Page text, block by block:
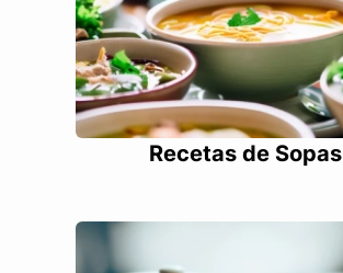
Recetas de Sopas